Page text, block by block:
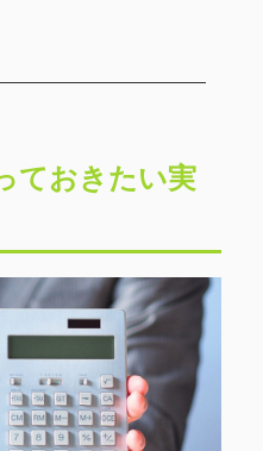
ておきたい実